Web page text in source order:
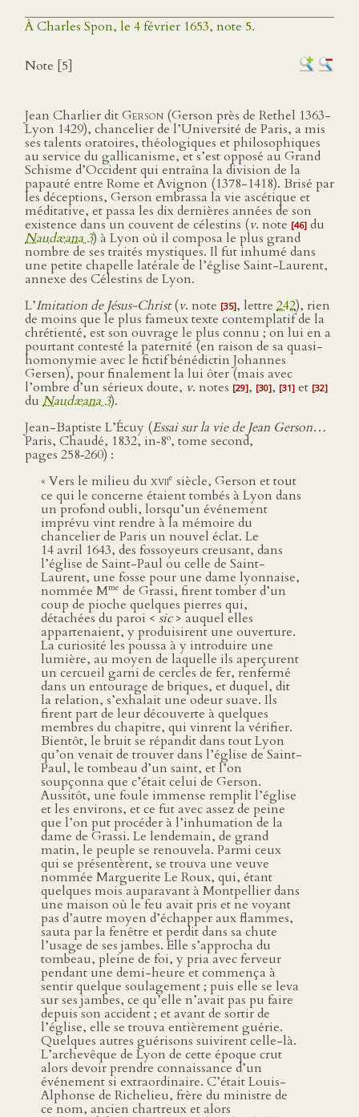
À Charles Spon, le 4 février 1653, note 5.
Note [5]
Jean Charlier ditGerson (Gerson près de Rethel 1363-
Lyon 1429), chancelier de l’Université de Paris, a mis
ses talents oratoires, théologiques et philosophiques
au service du gallicanisme, et s’est opposé au Grand
Schisme d’Occident qui entraîna la division de la
papauté entre Rome et Avignon (1378-1418). Brisé par
les déceptions, Gerson embrassa la vie ascétique et
méditative, et passa les dix dernières années de son
existence dans un couvent de célestins (v. note [46] du
Naudæana 3) à Lyon où il composa le plus grand
nombre de ses traités mystiques. Il fut inhumé dans
une petite chapelle latérale de l’église Saint-Laurent,
annexe des Célestins de Lyon.
L’Imitation de Jésus-Christ(v. note [35], lettre 242), rien
de moins que le plus fameux texte contemplatif de la
chrétienté, est son ouvrage le plus connu ; on lui en a
pourtant contesté la paternité (en raison de sa quasi-
homonymie avec le fictif bénédictin Johannes
Gersen), pour finalement la lui ôter (mais avec
l’ombre d’un sérieux doute, v. notes [29], [30], [31] et [32]
du Naudæana 3).
Jean-Baptiste L’Écuy (Essai sur la vie de Jean Gerson…
Paris, Chaudé, 1832, in‑8o, tome second,
pages 258‑260) :
« Vers le milieu du xviie siècle, Gerson et tout
ce qui le concerne étaient tombés à Lyon dans
un profond oubli, lorsqu’un événement
imprévu vint rendre à la mémoire du
chancelier de Paris un nouvel éclat. Le
14 avril 1643, des fossoyeurs creusant, dans
l’église de Saint-Paul ou celle de Saint-
Laurent, une fosse pour une dame lyonnaise,
nommée Mme de Grassi, firent tomber d’un
coup de pioche quelques pierres qui,
détachées du paroi <sic> auquel elles
appartenaient, y produisirent une ouverture.
La curiosité les poussa à y introduire une
lumière, au moyen de laquelle ils aperçurent
un cercueil garni de cercles de fer, renfermé
dans un entourage de briques, et duquel, dit
la relation, s’exhalait une odeur suave. Ils
firent part de leur découverte à quelques
membres du chapitre, qui vinrent la vérifier.
Bientôt, le bruit se répandit dans tout Lyon
qu’on venait de trouver dans l’église de Saint-
Paul, le tombeau d’un saint, et l’on
soupçonna que c’était celui de Gerson.
Aussitôt, une foule immense remplit l’église
et les environs, et ce fut avec assez de peine
que l’on put procéder à l’inhumation de la
dame de Grassi. Le lendemain, de grand
matin, le peuple se renouvela. Parmi ceux
qui se présentèrent, se trouva une veuve
nommée Marguerite Le Roux, qui, étant
quelques mois auparavant à Montpellier dans
une maison où le feu avait pris et ne voyant
pas d’autre moyen d’échapper aux flammes,
sauta par la fenêtre et perdit dans sa chute
l’usage de ses jambes. Elle s’approcha du
tombeau, pleine de foi, y pria avec ferveur
pendant une demi-heure et commença à
sentir quelque soulagement ; puis elle se leva
sur ses jambes, ce qu’elle n’avait pas pu faire
depuis son accident ; et avant de sortir de
l’église, elle se trouva entièrement guérie.
Quelques autres guérisons suivirent celle-là.
L’archevêque de Lyon de cette époque crut
alors devoir prendre connaissance d’un
événement si extraordinaire. C’était Louis-
Alphonse de Richelieu, frère du ministre de
ce nom, ancien chartreux et alors